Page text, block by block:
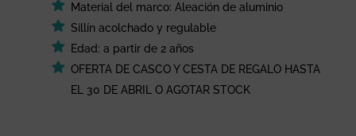
Material del marco: Aleación de aluminio
Sillín acolchado y regulable
Edad: a partir de 2 años
OFERTA DE CASCO Y CESTA DE REGALO HASTA
EL 30 DE ABRIL O AGOTAR STOCK